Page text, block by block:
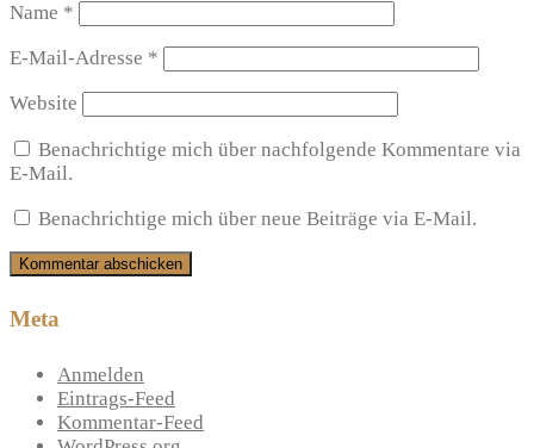
Name *
E-Mail-Adresse *
Website
Benachrichtige mich über nachfolgende Kommentare via
E-Mail.
Benachrichtige mich über neue Beiträge via E-Mail.
Meta
Anmelden
Eintrags-Feed
Kommentar-Feed